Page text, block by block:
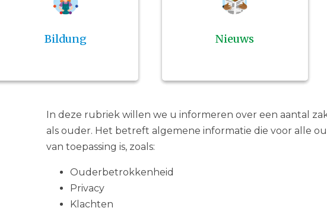
Bildung Nieuws
In deze rubriek willen we u informeren over een aantal
als ouder. Het betreft algemene informatie die voor alle
van toepassing is, zoals:
Ouderbetrokkenheid
Privacy
Klachten